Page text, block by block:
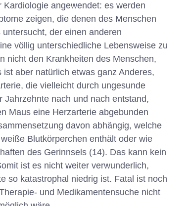
angewendet: es werden
zeigen, die denen des Menschen
der einen anderen
völlig unterschiedliche Lebensweise zu
nicht den Krankheiten des Menschen,
aber natürlich etwas ganz Anderes,
die vielleicht durch ungesunde
nach und nach entstand,
Maus eine Herzarterie abgebunden
davon abhängig, welche
Blutkörperchen enthält oder wie
des Gerinnsels (14). Das kann kein
ist es nicht weiter verwunderlich,
so katastrophal niedrig ist. Fatal ist noch
und Medikamentensuche nicht